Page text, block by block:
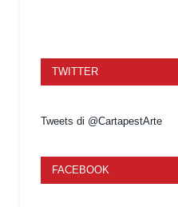
TWITTER
Tweets di @CartapestArte
FACEBOOK